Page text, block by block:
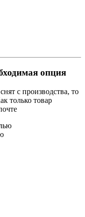
опция
с производства, то
только товар